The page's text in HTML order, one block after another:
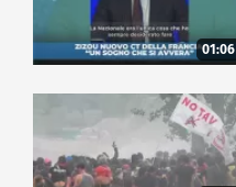
01:06